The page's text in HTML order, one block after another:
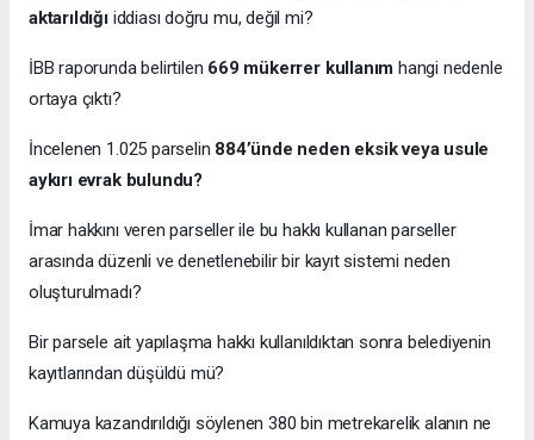
aktarıldığıiddiası doğru mu, değil mi?
İBB raporunda belirtilen 669 mükerrer kullanım hangi nedenle
ortaya çıktı?
İncelenen 1.025 parselin 884’ünde neden eksik veya usule
aykırı evrak bulundu?
İmar hakkını veren parseller ile bu hakkı kullanan parseller
arasında düzenli ve denetlenebilir bir kayıt sistemi neden
oluşturulmadı?
Bir parsele ait yapılaşma hakkı kullanıldıktan sonra belediyenin
kayıtlarından düşüldü mü?
Kamuya kazandırıldığı söylenen 380 bin metrekarelik alanın ne